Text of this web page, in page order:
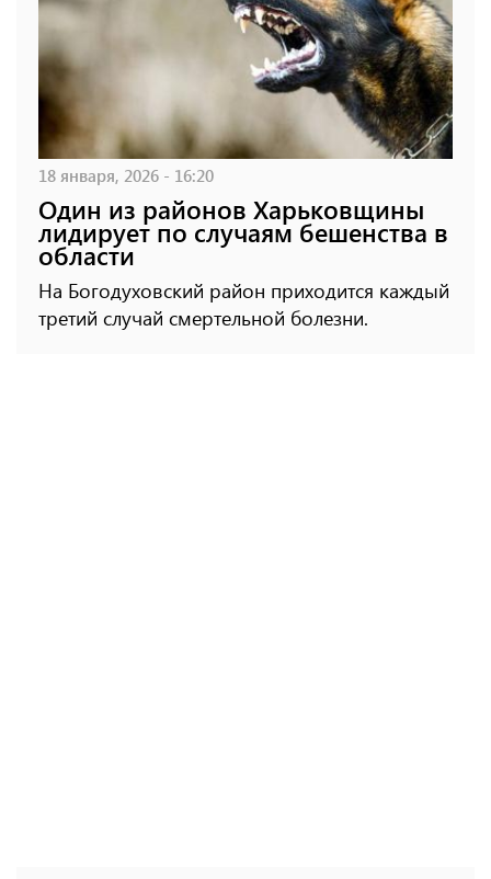
18 января, 2026 - 16:20
Один из районов Харьковщины
лидирует по случаям бешенства в
области
На Богодуховский район приходится каждый
третий случай смертельной болезни.